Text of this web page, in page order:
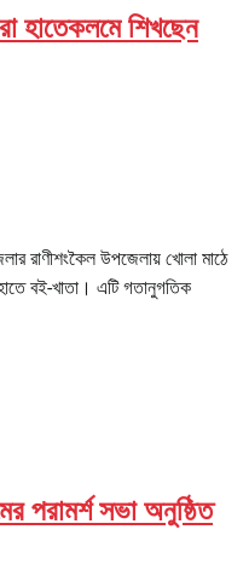
হাতেকলমে শিখছেন
রাণীশংকৈল উপজেলায় খোলা মাঠে
বই-খাতা। এটি গতানুগতিক
পরামর্শ সভা অনুষ্ঠিত